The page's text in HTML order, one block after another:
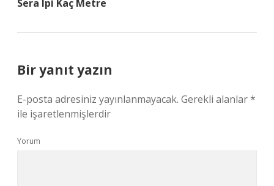
Sera Ipi Kaç Metre
Bir yanıt yazın
E-posta adresiniz yayınlanmayacak. Gerekli alanlar*
ile işaretlenmişlerdir
Yorum